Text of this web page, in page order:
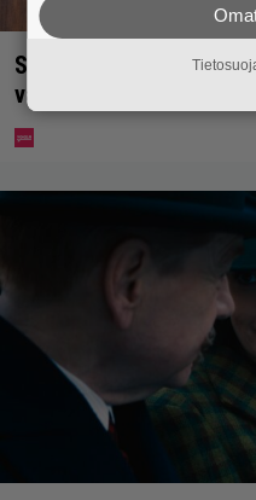
Syötkö perunoita näin?
vakavaan